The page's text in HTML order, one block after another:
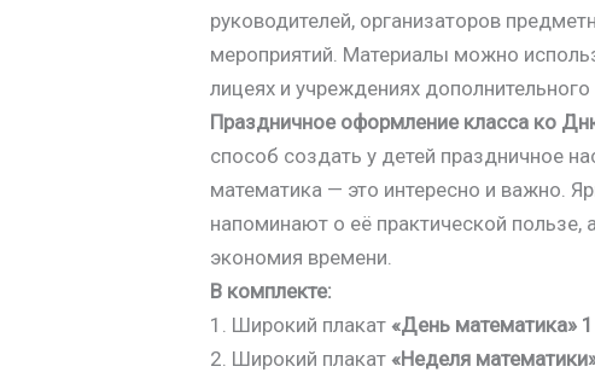
руководителей, организаторов
мероприятий. Материалы можно
лицеях и учреждениях дополнительного
Праздничное оформление класса ко
способ создать у детей праздничное
математика — это интересно и важно.
напоминают о её практической пользе,
экономия времени.
В комплекте:
1. Широкий плакат «День математика»
2. Широкий плакат «Неделя